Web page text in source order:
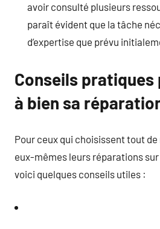
avoir consulté plusieurs
paraît évident que la tâche
d’expertise que prévu
Conseils pratiques
à bien sa
Pour ceux qui choisissent tout de
eux-mêmes leurs réparations
voici quelques conseils utiles :